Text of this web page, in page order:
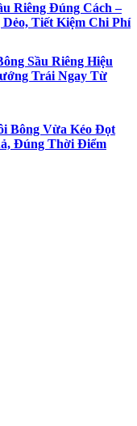
Riêng Đúng Cách –
Tiết Kiệm Chi Phí
Sầu Riêng Hiệu
Trái Ngay Từ
Bông Vừa Kéo Đọt
Đúng Thời Điểm